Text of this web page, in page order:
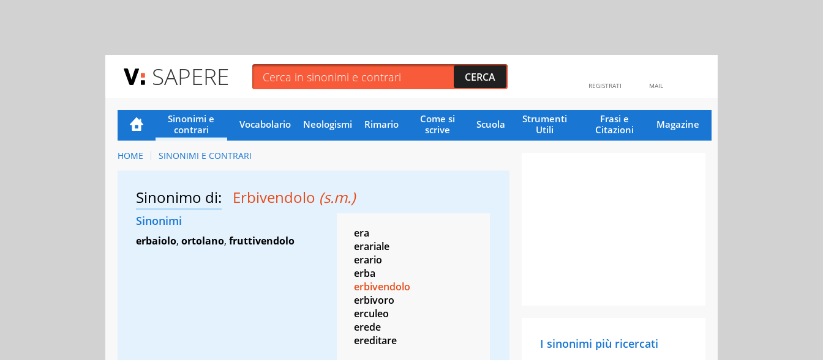
SAPERE MAIL
REGISTRATI
Sinonimi e
contrari
Vocabolario Neologismi Rimario
Come si
scrive
Scuola
Strumenti
Utili
Frasi e
Citazioni
Magazine
HOME SINONIMI E CONTRARI
Sinonimo di: Erbivendolo (s.m.)
Sinonimi
erbaiolo, ortolano, fruttivendolo
era
erariale
erario
erba
erbivendolo
erbivoro
erculeo
erede
ereditare
I sinonimi più ricercati